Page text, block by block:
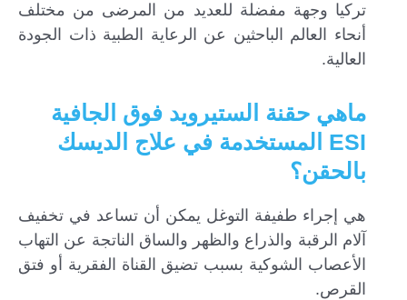
تركيا وجهة مفضلة للعديد من المرضى من مختلف
أنحاء العالم الباحثين عن الرعاية الطبية ذات الجودة
العالية.
ماهي حقنة الستيرويد فوق الجافية
ESI المستخدمة في علاج الديسك
بالحقن؟
هي إجراء طفيفة التوغل يمكن أن تساعد في تخفيف
آلام الرقبة والذراع والظهر والساق الناتجة عن التهاب
الأعصاب الشوكية بسبب تضيق القناة الفقرية أو فتق
القرص.